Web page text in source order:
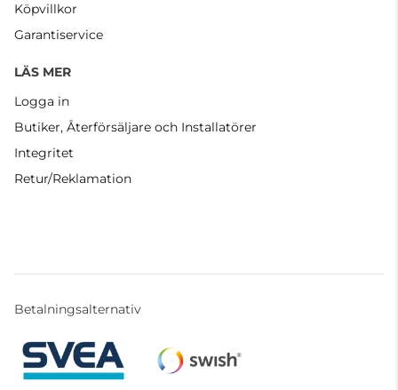
Köpvillkor
Garantiservice
LÄS MER
Logga in
Butiker, Återförsäljare och Installatörer
Integritet
Retur/Reklamation
Betalningsalternativ